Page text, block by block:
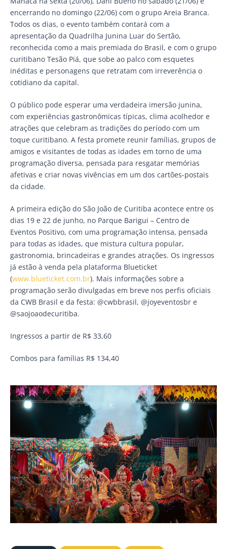
encerrando no domingo (22/06) com o grupo Areia Branca.
Todos os dias, o evento também contará com a
apresentação da Quadrilha Junina Luar do Sertão,
reconhecida como a mais premiada do Brasil, e com o grupo
curitibano Tesão Piá, que sobe ao palco com esquetes
inéditas e personagens que retratam com irreverência o
cotidiano da capital.
O público pode esperar uma verdadeira imersão junina,
com experiências gastronômicas típicas, clima acolhedor e
atrações que celebram as tradições do período com um
toque curitibano. A festa promete reunir famílias, grupos de
amigos e visitantes de todas as idades em torno de uma
programação diversa, pensada para resgatar memórias
afetivas e criar novas vivências em um dos cartões-postais
da cidade.
A primeira edição do São João de Curitiba acontece entre os
dias 19 e 22 de junho, no Parque Barigui – Centro de
Eventos Positivo, com uma programação intensa, pensada
para todas as idades, que mistura cultura popular,
gastronomia, brincadeiras e grandes atrações. Os ingressos
já estão à venda pela plataforma Blueticket
(www.blueticket.com.br). Mais informações sobre a
programação serão divulgadas em breve nos perfis oficiais
da CWB Brasil e da festa: @cwbbrasil, @joyeventosbr e
@saojoaodecuritiba.
Ingressos a partir de R$ 33,60
Combos para famílias R$ 134,40